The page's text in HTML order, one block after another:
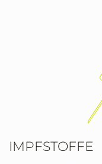
IMPFSTOFFE